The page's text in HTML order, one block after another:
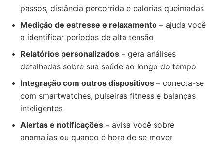
passos, distância percorrida e calorias queimadas
Medição de estresse e relaxamento – ajuda você
a identificar períodos de alta tensão
Relatórios personalizados – gera análises
detalhadas sobre sua saúde ao longo do tempo
Integração com outros dispositivos – conecta-se
com smartwatches, pulseiras fitness e balanças
inteligentes
Alertas e notificações – avisa você sobre
anomalias ou quando é hora de se mover